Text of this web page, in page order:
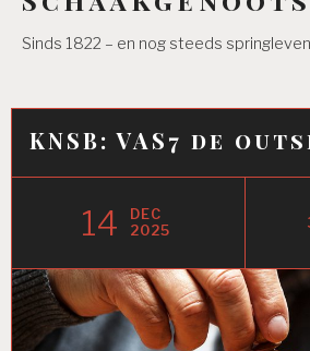
Sinds 1822 – en nog steeds
KNSB: VAS7 de
14
DEC
2025